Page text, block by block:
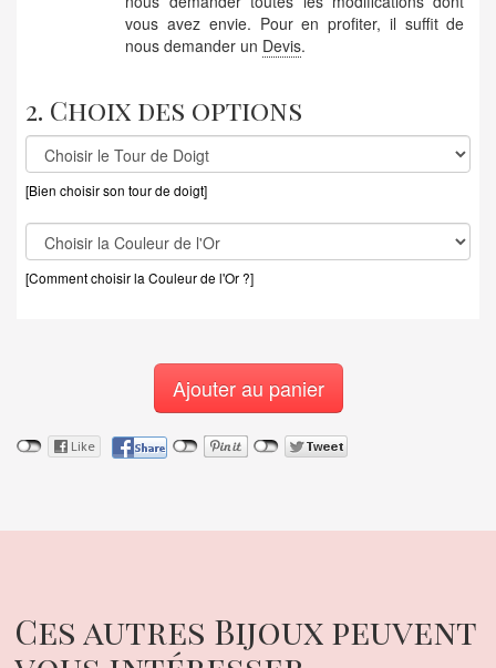
vous avez envie. Pour en profiter, il suffit de
nous demander un Devis.
2. Choix des options
[Bien choisir son tour de doigt]
[Comment choisir la Couleur de l'Or ?]
Ajouter au panier
Ces autres Bijoux peuvent